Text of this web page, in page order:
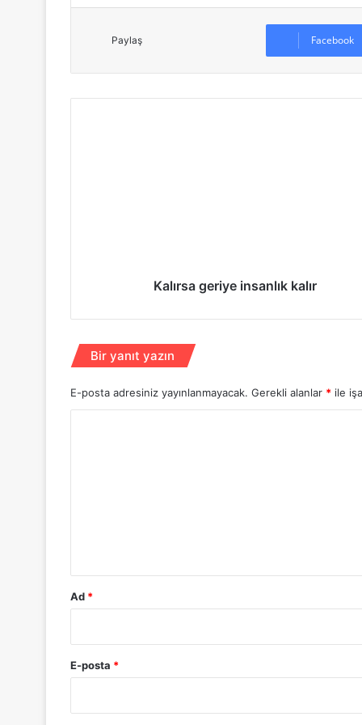
Paylaş Facebook
y
i
n
Kalırsa geriye insanlık kalır
Bir yanıt yazın
E-posta adresiniz yayınlanmayacak. Gerekli alanlar * ile
Ad *
E-posta *